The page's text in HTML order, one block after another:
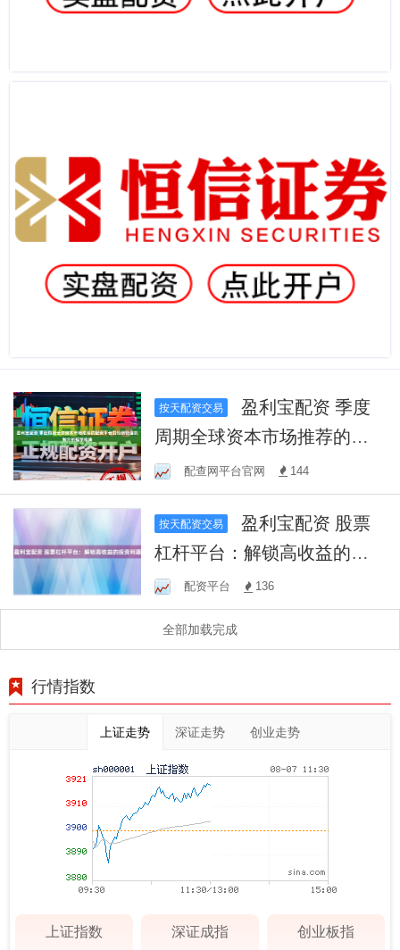
按天配资交易
盈利宝配资 季度
周期全球资本市场推荐的配
资平台的预期管理机制分析
框架搭建
配查网平台官网 144
按天配资交易
盈利宝配资 股票
杠杆平台：解锁高收益的投
资利器配资平台 136
全部加载完成
行情指数
上证走势 深证走势 创业走势
上证指数 深证成指 创业板指